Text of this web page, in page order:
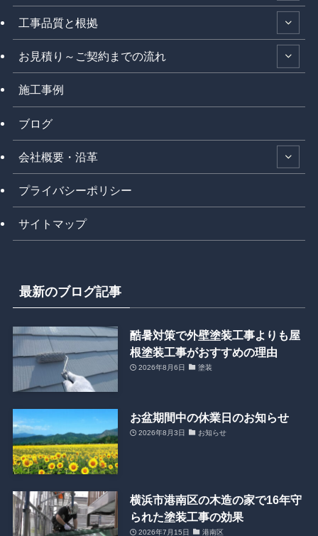
工事品質と根拠
お見積り～ご契約までの流れ
施工事例
ブログ
会社概要・沿革
プライバシーポリシー
サイトマップ
最新のブログ記事
酷暑対策で外壁塗装工事よりも屋
根塗装工事がおすすめの理由
2026年8月6日 塗装
お盆期間中の休業日のお知らせ
2026年8月3日 お知らせ
横浜市港南区の木造の家で16年守
られた塗装工事の効果
2026年7月15日 港南区